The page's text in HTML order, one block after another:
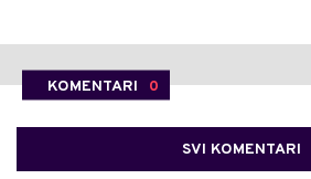
KOMENTARI 0
SVI KOMENTARI